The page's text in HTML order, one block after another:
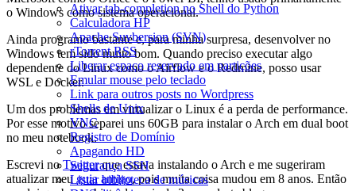
Ativar tab-completion no Shell do Python
Calculadora HP
Apache Suvbersion (SVN)
rTorrent RSS
Liberar espaço reservado em partições
Emular mouse pelo teclado
Link para outros posts no Wordpress
Shells de Unix
VNC
Registro de Domínio
Apagando HD
Segurança SSH
Listar biblioteca de músicas
o Windows como sistema operacional.
Ainda programo bastante e, para minha surpresa, desenvolver no
Windows tem sido muito bom. Quando preciso executar algo
dependente do Linux como o Airflow e o Redmine, posso usar
WSL e Docker.
Um dos problemas em virtualizar o Linux é a perda de performance.
Por esse motivo separei uns 60GB para instalar o Arch em dual boot
no meu notebook.
Escrevi noTwitterque estava instalando o Arch e me sugeriram
atualizar meuguia antigo, pois muita coisa mudou em 8 anos. Então